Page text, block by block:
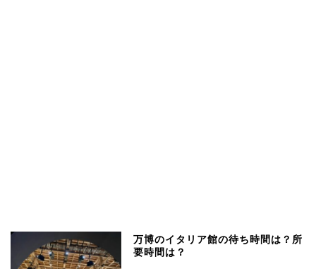
万博のイタリア館の待ち時間は？所
要時間は？